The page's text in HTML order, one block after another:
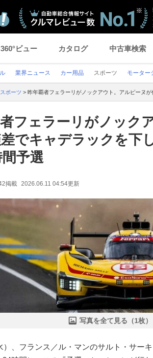
360°ビュー カタログ 中古車検索
業界ニュース カー用品 スポーツ モーター
スポーツ > 昨年覇者フェラーリがノックアウト。アルピーヌ
フェラーリがノック
でキャデラックを下
予選
掲載 2026.06.11 04:54更新
写真を全て見る（1枚）
）、フランス／ル・マンのサルト・サー